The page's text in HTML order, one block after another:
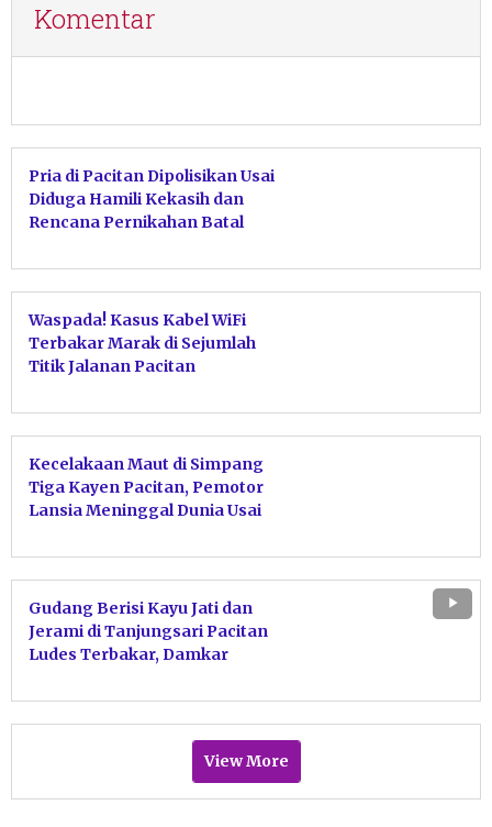
Komentar
Pria di Pacitan Dipolisikan Usai
Diduga Hamili Kekasih dan
Rencana Pernikahan Batal
Waspada! Kasus Kabel WiFi
Terbakar Marak di Sejumlah
Titik Jalanan Pacitan
Kecelakaan Maut di Simpang
Tiga Kayen Pacitan, Pemotor
Lansia Meninggal Dunia Usai
Gudang Berisi Kayu Jati dan
Jerami di Tanjungsari Pacitan
Ludes Terbakar, Damkar
View More